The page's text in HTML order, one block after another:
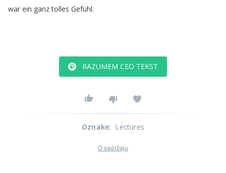
war ein ganz tolles Gefühl.
RAZUMEM CEO TEKST
Oznake: Lectures
O sadržaju